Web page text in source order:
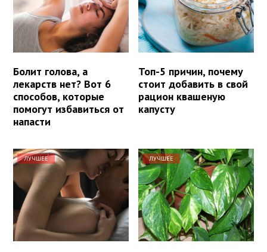
Болит голова, а
лекарств нет? Вот 6
способов, которые
помогут избавиться от
напасти
Топ-5 причин, почему
стоит добавить в свой
рацион квашеную
капусту
ЛУЧШЕЕ ЛУЧШЕЕ